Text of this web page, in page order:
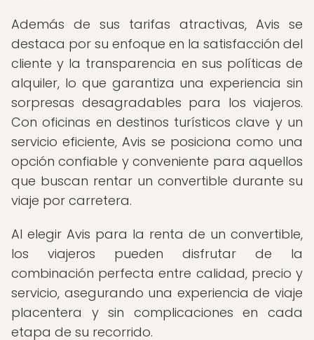
Además de sus tarifas atractivas, Avis se
destaca por su enfoque en la satisfacción del
cliente y la transparencia en sus políticas de
alquiler, lo que garantiza una experiencia sin
sorpresas desagradables para los viajeros.
Con oficinas en destinos turísticos clave y un
servicio eficiente, Avis se posiciona como una
opción confiable y conveniente para aquellos
que buscan rentar un convertible durante su
viaje por carretera.
Al elegir Avis para la renta de un convertible,
los viajeros pueden disfrutar de la
combinación perfecta entre calidad, precio y
servicio, asegurando una experiencia de viaje
placentera y sin complicaciones en cada
etapa de su recorrido.